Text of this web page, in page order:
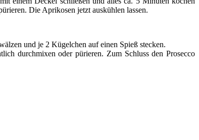
Die Aprikosen jetzt auskühlen lassen.
und je 2 Kügelchen auf einen Spieß stecken.
durchmixen oder pürieren. Zum Schluss den Prosecco